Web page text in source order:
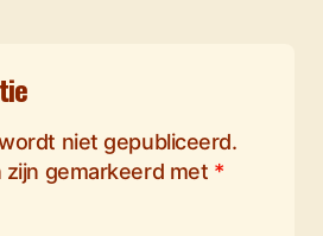
niet gepubliceerd.
gemarkeerd met *